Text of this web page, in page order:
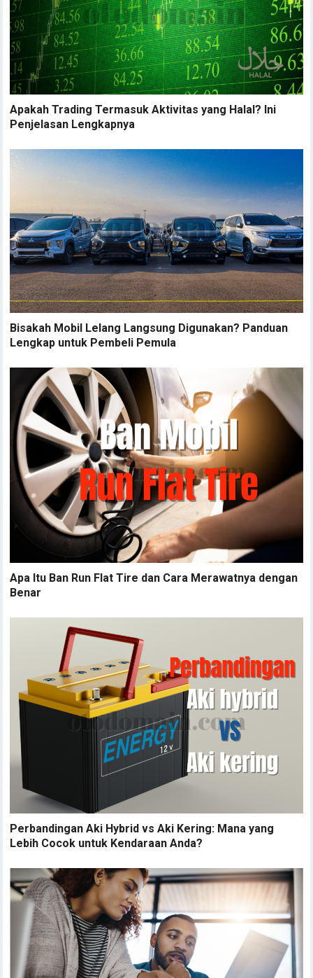
Apakah Trading Termasuk Aktivitas yang Halal? Ini
Penjelasan Lengkapnya
Bisakah Mobil Lelang Langsung Digunakan? Panduan
Lengkap untuk Pembeli Pemula
Apa Itu Ban Run Flat Tire dan Cara Merawatnya dengan
Benar
Perbandingan Aki Hybrid vs Aki Kering: Mana yang
Lebih Cocok untuk Kendaraan Anda?